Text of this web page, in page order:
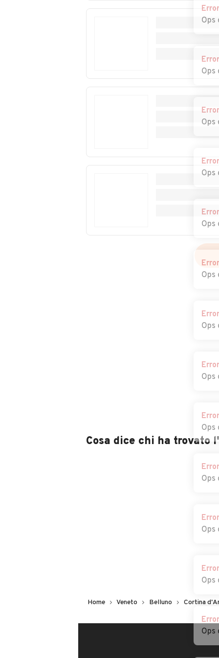
Auto usate
Auto usate Voltago
Auto usate
Cortina
Error
Ops
Error
Ops
Error
Ops
Error
Ops
Error
Ops
Error
Ops
Error
Ops
Error
Ops
Error
Ops
Error
Ops
Error
Ops
Error
Ops
Error
Ops